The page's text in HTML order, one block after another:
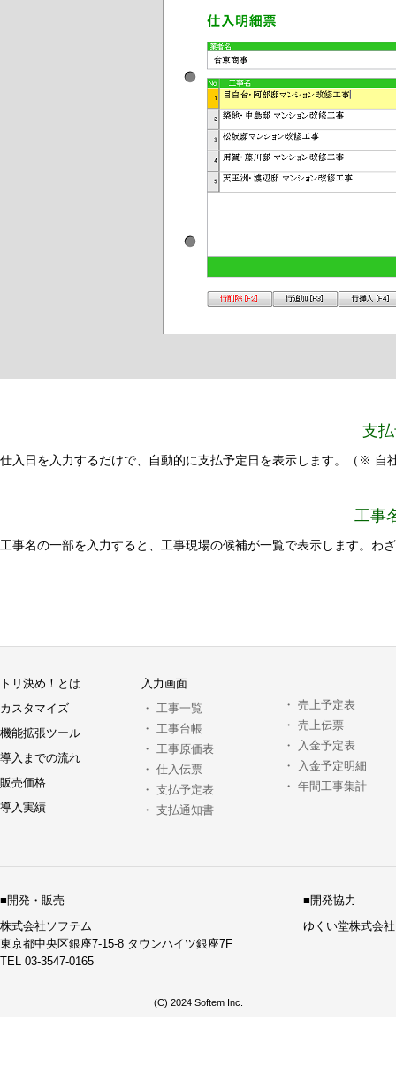
支
仕入日を入力するだけで、自動的に支払予定日を表示します。（※ 自
工事
工事名の一部を入力すると、工事現場の候補が一覧で表示します。わ
トリ決め！とは
カスタマイズ
機能拡張ツール
導入までの流れ
販売価格
導入実績
入力画面
・ 工事一覧
・ 工事台帳
・ 工事原価表
・ 仕入伝票
・ 支払予定表
・ 支払通知書
・ 売上予定表
・ 売上伝票
・
入金予定表
・
入金予定明細
・ 年間工事集計
■開発・販売
株式会社ソフテム
東京都中央区銀座7-15-8 タウンハイツ銀座7F
TEL 03-3547-0165
■開発協力
ゆくい堂株式会社
(C) 2024 Softem Inc.